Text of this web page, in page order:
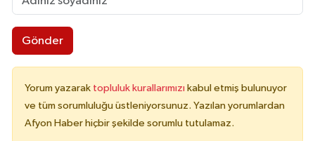
Gönder
Yorum yazarak topluluk kurallarımızı kabul etmiş bulunuyor
ve tüm sorumluluğu üstleniyorsunuz. Yazılan yorumlardan
Afyon Haber hiçbir şekilde sorumlu tutulamaz.